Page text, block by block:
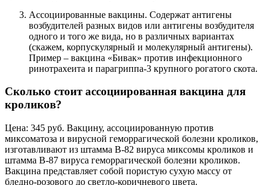
Ассоциированные вакцины. Содержат антигены
возбудителей разных видов или антигены возбудителя
одного и того же вида, но в различных вариантах
(скажем, корпускулярный и молекулярный антигены).
Пример – вакцина «Бивак» против инфекционного
ринотрахеита и парагриппа-3 крупного рогатого скота.
Сколько стоит ассоциированная вакцина для
кроликов?
Цена: 345 руб. Вакцину, ассоциированную против
миксоматоза и вирусной геморрагической болезни кроликов,
изготавливают из штамма В-82 вируса миксомы кроликов и
штамма В-87 вируса геморрагической болезни кроликов.
Вакцина представляет собой пористую сухую массу от
бледно-розового до светло-коричневого цвета.